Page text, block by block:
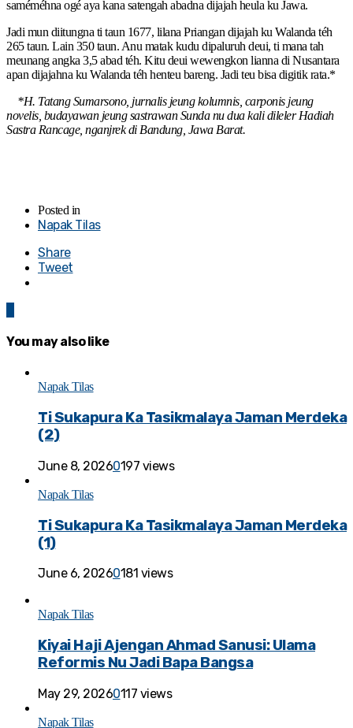
saméméhna ogé aya kana satengah abadna dijajah heula ku Jawa.
Jadi mun diitungna ti taun 1677, lilana Priangan dijajah ku Walanda téh
265 taun. Lain 350 taun. Anu matak kudu dipaluruh deui, ti mana tah
meunang angka 3,5 abad téh. Kitu deui wewengkon lianna di Nusantara
apan dijajahna ku Walanda téh henteu bareng. Jadi teu bisa digitik rata.*
*H. Tatang Sumarsono, jurnalis jeung kolumnis, carponis jeung
novelis, budayawan jeung sastrawan Sunda nu dua kali dileler Hadiah
Sastra Rancage, nganjrek di Bandung, Jawa Barat.
Posted in
Napak Tilas
Share
Tweet
You may also like
Napak Tilas
Ti Sukapura Ka Tasikmalaya Jaman Merdeka
(2)
June 8, 20260197 views
Napak Tilas
Ti Sukapura Ka Tasikmalaya Jaman Merdeka
(1)
June 6, 20260181 views
Napak Tilas
Kiyai Haji Ajengan Ahmad Sanusi: Ulama
Reformis Nu Jadi Bapa Bangsa
May 29, 20260117 views
Napak Tilas